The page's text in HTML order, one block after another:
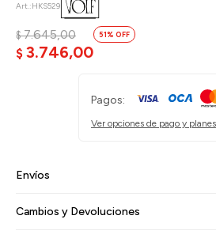
HKS529
$ 3.746,00
$ 7.645,00 51
Pagos:
Ver opciones de pago y
Envíos
Cambios y Devoluciones